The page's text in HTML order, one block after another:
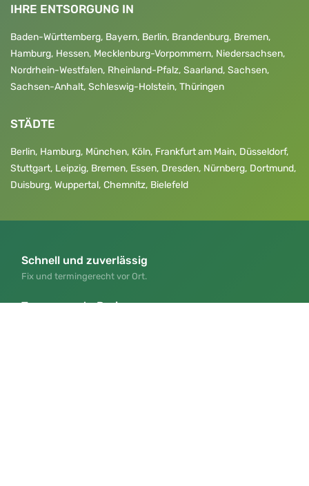
IHRE ENTSORGUNG IN
Baden-Württemberg, Bayern, Berlin, Brandenburg, Bremen,
Hamburg, Hessen, Mecklenburg-Vorpommern, Niedersachsen,
Nordrhein-Westfalen, Rheinland-Pfalz, Saarland, Sachsen,
Sachsen-Anhalt, Schleswig-Holstein, Thüringen
STÄDTE
Berlin, Hamburg, München, Köln, Frankfurt am Main, Düsseldorf,
Stuttgart, Leipzig, Bremen, Essen, Dresden, Nürnberg, Dortmund,
Duisburg, Wuppertal, Chemnitz, Bielefeld
Schnell und zuverlässig
Fix und termingerecht vor Ort.
Transparente Preise